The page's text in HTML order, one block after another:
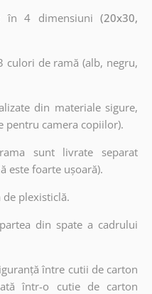
în 4 dimensiuni (20x30,
culori de ramă (alb, negru,
din materiale sigure,
pentru camera copiilor).
sunt livrate separat
este foarte ușoară).
plexisticlă.
din spate a cadrului
între cutii de carton
într-o cutie de carton